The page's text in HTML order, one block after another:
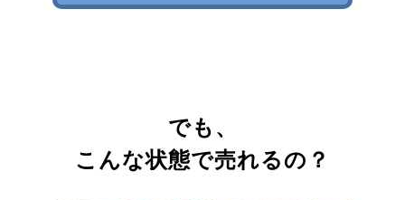
でも、
こんな状態で売れるの？